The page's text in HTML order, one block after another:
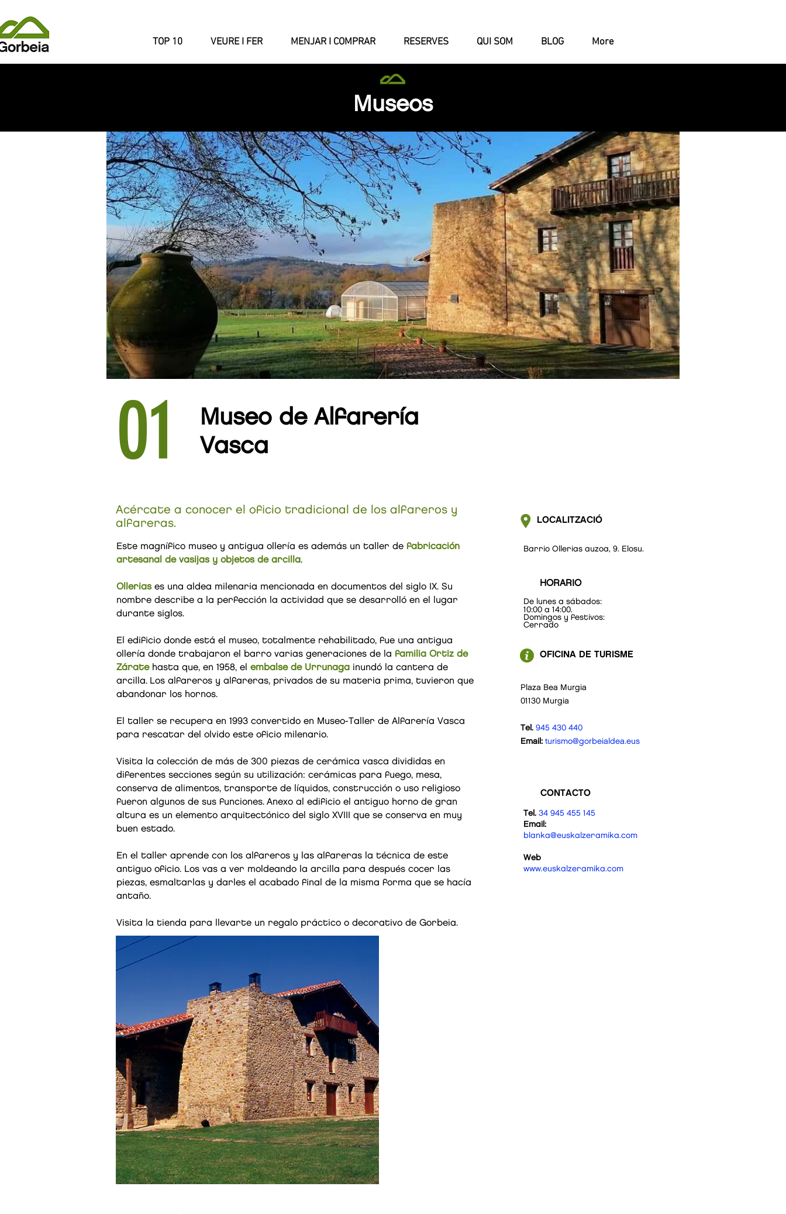
TOP 10 VEURE I FER MENJAR I COMPRAR RESERVES QUI SOM BLOG More
Museos
01 Museo de Alfarería
Vasca
Acércate a conocer el oficio tradicional de los alfareros y
alfareras.
Este magnífico museo y antigua ollería es además un taller de fabricación
artesanal de vasijas y objetos de arcilla.
Ollerias es una aldea milenaria mencionada en documentos del siglo IX. Su
nombre describe a la perfección la actividad que se desarrolló en el lugar
durante siglos.
El edificio donde está el museo, totalmente rehabilitado, fue una antigua
ollería donde trabajaron el barro varias generaciones de la familia Ortiz de
Záratehasta que, en 1958, el embalse de Urrunaga inundó la cantera de
arcilla. Los alfareros y alfareras, privados de su materia prima, tuvieron que
abandonar los hornos.
El taller se recupera en 1993 convertido en Museo-Taller de Alfarería Vasca
para rescatar del olvido este oficio milenario.
Visita la colección de más de 300 piezas de cerámica vasca divididas en
diferentes secciones según su utilización: cerámicas para fuego, mesa,
conserva de alimentos, transporte de líquidos, construcción o uso religioso
fueron algunos de sus funciones. Anexo al edificio el antiguo horno de gran
altura es un elemento arquitectónico del siglo XVIII que se conserva en muy
buen estado.
En el taller aprende con los alfareros y las alfareras la técnica de este
antiguo oficio. Los vas a ver moldeando la arcilla para después cocer las
piezas, esmaltarlas y darles el acabado final de la misma forma que se hacía
antaño.
Visita la tienda para llevarte un regalo práctico o decorativo de Gorbeia.
LOCALITZACIÓ
Barrio Ollerias auzoa, 9. Elosu.
HORARIO
De lunes a sábados:
10:00 a 14:00.
Domingos y festivos:
Cerrado
OFICINA DE TURISME
Plaza Bea Murgia
01130 Murgia
Tel. 945 430 440
Email: turismo@gorbeialdea.eus
CONTACTO
Tel. 34 945 455 145
Email:
blanka@euskalzeramika.com
Web
www.euskalzeramika.com